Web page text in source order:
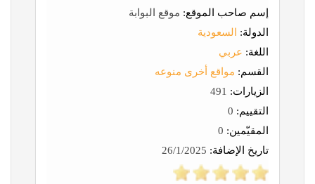
إسم صاحب الموقع: موقع البوابة
الدولة:
السعودية
اللغة: عربي
القسم: مواقع أخرى منوعه
الزيارات:
التقييم:
المقيّمين:
تاريخ الإضافة: